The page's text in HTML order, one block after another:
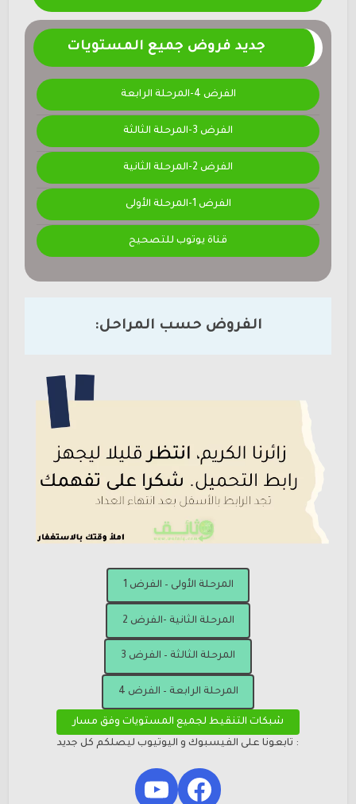
جديد فروض جميع المستويات
الفرض 4-المرحلة الرابعة
الفرض 3-المرحلة الثالثة
الفرض 2-المرحلة الثانية
الفرض 1-المرحلة الأولى
قناة يوتوب للتصحيح
الفروض حسب المراحل:
المرحلة الأولى – الفرض 1
المرحلة الثانية -الفرض 2
المرحلة الثالثة – الفرض 3
المرحلة الرابعة – الفرض 4
شبكات التنقيط لجميع المستويات وفق مسار
: تابعونا على الفيسبوك و اليوتيوب ليصلكم كل جديد
Facebook
YouTube